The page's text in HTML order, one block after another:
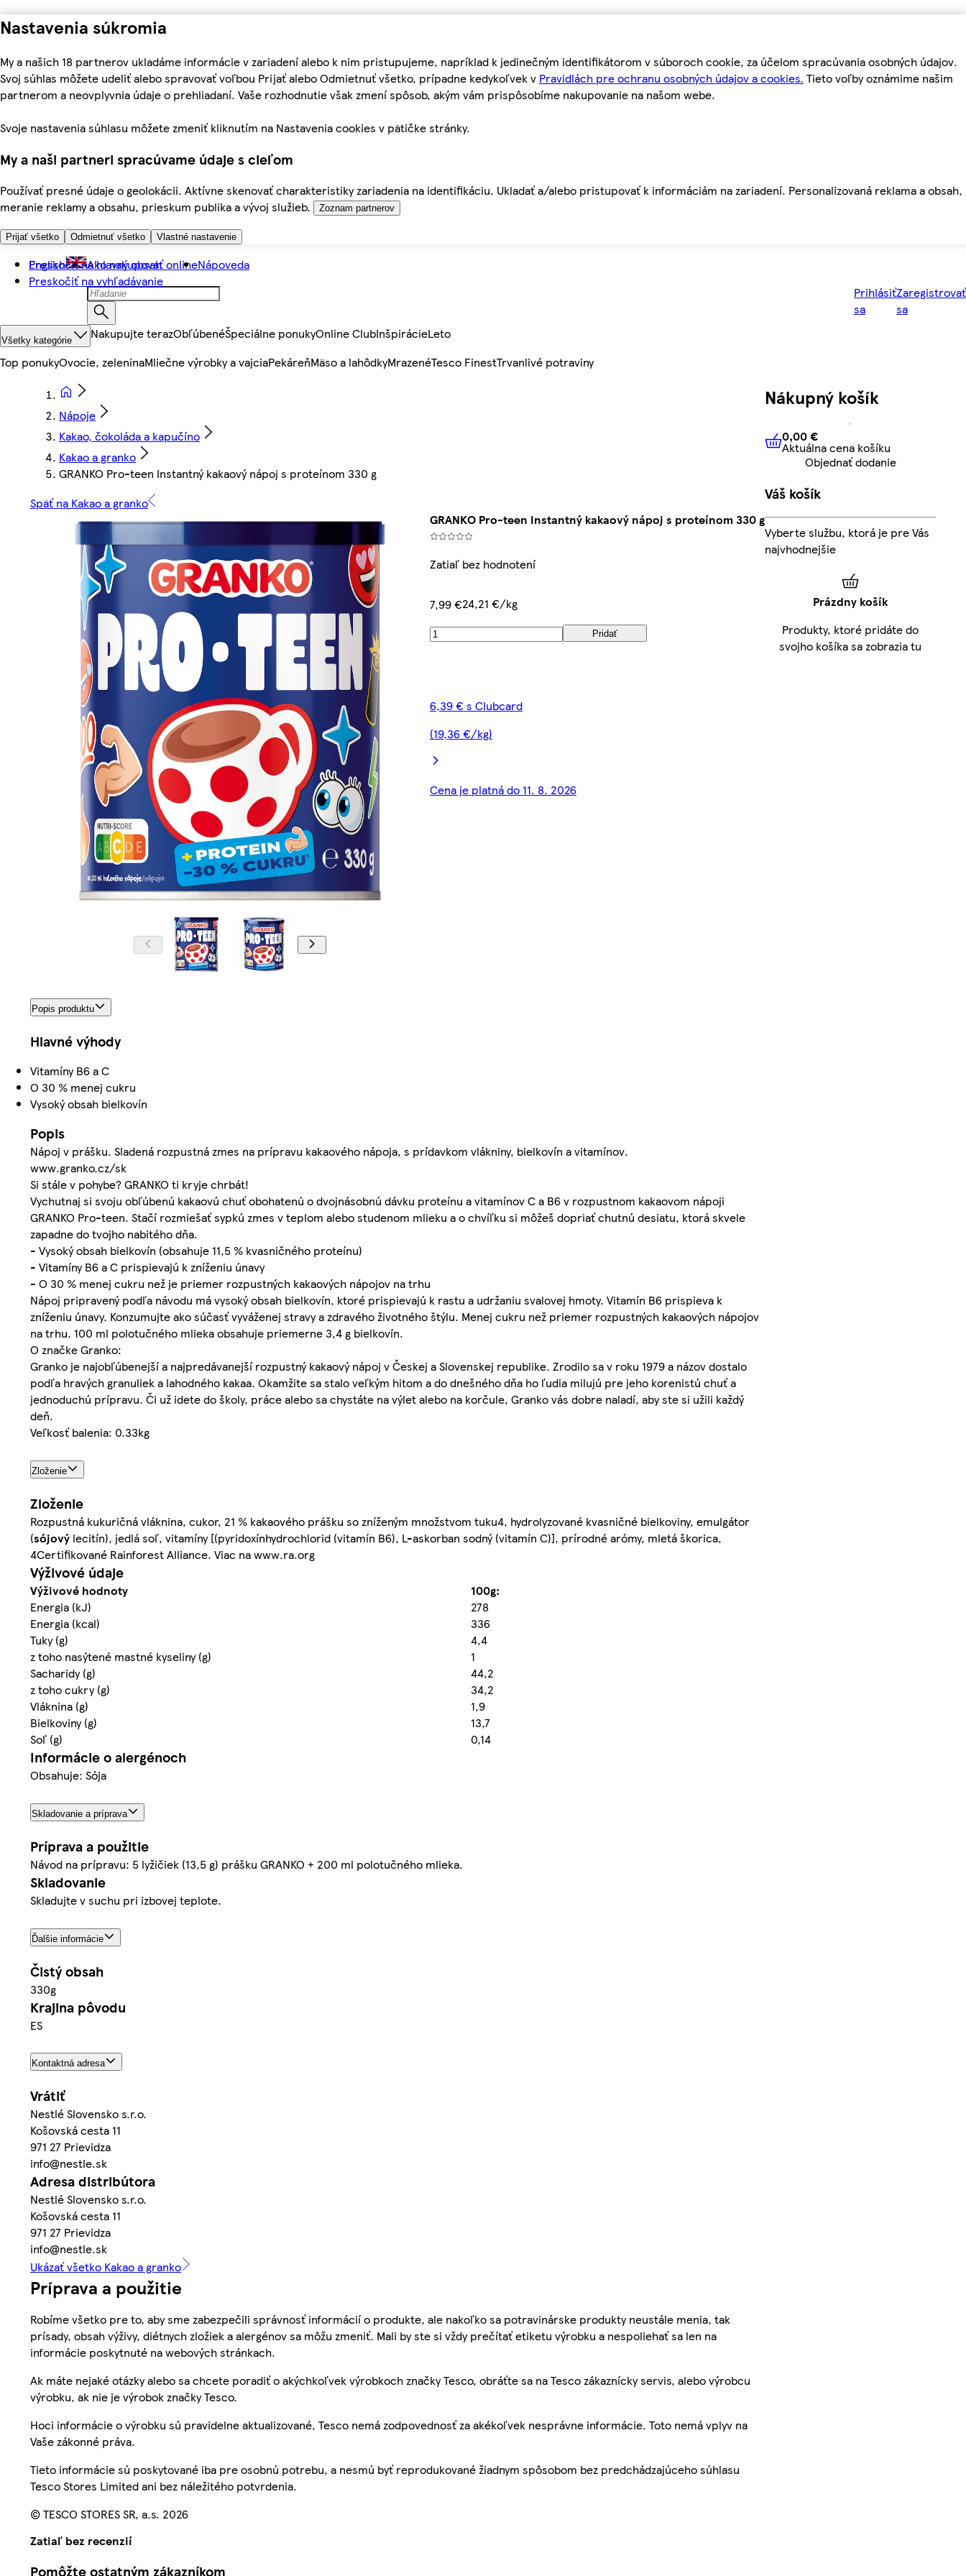
Nastavenia súkromia
My a našich 18 partnerov ukladáme informácie v zariadení alebo k nim pristupujeme, napríklad k jedinečným identifikátorom v súboroch cookie, za účelom spracúvania osobných údajov.
Svoj súhlas môžete udeliť alebo spravovať voľbou Prijať alebo Odmietnuť všetko, prípadne kedykoľvek v Pravidlách pre ochranu osobných údajov a cookies. Tieto voľby oznámime našim
partnerom a neovplyvnia údaje o prehliadaní. Vaše rozhodnutie však zmení spôsob, akým vám prispôsobíme nakupovanie na našom webe.
Svoje nastavenia súhlasu môžete zmeniť kliknutím na Nastavenia cookies v pätičke stránky.
My a naši partneri spracúvame údaje s cieľom
Používať presné údaje o geolokácii. Aktívne skenovať charakteristiky zariadenia na identifikáciu. Ukladať a/alebo pristupovať k informáciám na zariadení. Personalizovaná reklama a obsah,
meranie reklamy a obsahu, prieskum publika a vývoj služieb.
Zoznam partnerov
Prijať všetko Odmietnuť všetko Vlastné nastavenie
Preskočiť na hlavný obsah
Preskočiť na vyhľadávanie
English Ako nakupovať onlineNápoveda
Prihlásiť
sa
Zaregistrovať
sa
Všetky kategórie Nakupujte terazObľúbenéŠpeciálne ponukyOnline ClubInšpirácieLeto
Top ponukyOvocie, zeleninaMliečne výrobky a vajciaPekáreňMäso a lahôdkyMrazenéTesco FinestTrvanlivé potraviny
Nápoje
Kakao, čokoláda a kapučíno
Kakao a granko
GRANKO Pro-teen Instantný kakaový nápoj s proteínom 330 g
Späť na Kakao a granko
GRANKO Pro-teen Instantný kakaový nápoj s proteínom 330 g
Zatiaľ bez hodnotení
7,99 €24,21 €/kg
Pridať
6,39 € s Clubcard
(19,36 €/kg)
Cena je platná do 11. 8. 2026
Popis produktu
Hlavné výhody
Vitamíny B6 a C
O 30 % menej cukru
Vysoký obsah bielkovín
Popis
Nápoj v prášku. Sladená rozpustná zmes na prípravu kakaového nápoja, s prídavkom vlákniny, bielkovín a vitamínov.
www.granko.cz/sk
Si stále v pohybe? GRANKO ti kryje chrbát!
Vychutnaj si svoju obľúbenú kakaovú chuť obohatenú o dvojnásobnú dávku proteínu a vitamínov C a B6 v rozpustnom kakaovom nápoji
GRANKO Pro-teen. Stačí rozmiešať sypkú zmes v teplom alebo studenom mlieku a o chvíľku si môžeš dopriať chutnú desiatu, ktorá skvele
zapadne do tvojho nabitého dňa.
- Vysoký obsah bielkovín (obsahuje 11,5 % kvasničného proteínu)
- Vitamíny B6 a C prispievajú k zníženiu únavy
- O 30 % menej cukru než je priemer rozpustných kakaových nápojov na trhu
Nápoj pripravený podľa návodu má vysoký obsah bielkovín, ktoré prispievajú k rastu a udržaniu svalovej hmoty. Vitamín B6 prispieva k
zníženiu únavy. Konzumujte ako súčasť vyváženej stravy a zdravého životného štýlu. Menej cukru než priemer rozpustných kakaových nápojov
na trhu. 100 ml polotučného mlieka obsahuje priemerne 3,4 g bielkovín.
O značke Granko:
Granko je najobľúbenejší a najpredávanejší rozpustný kakaový nápoj v Českej a Slovenskej republike. Zrodilo sa v roku 1979 a názov dostalo
podľa hravých granuliek a lahodného kakaa. Okamžite sa stalo veľkým hitom a do dnešného dňa ho ľudia milujú pre jeho korenistú chuť a
jednoduchú prípravu. Či už idete do školy, práce alebo sa chystáte na výlet alebo na korčule, Granko vás dobre naladí, aby ste si užili každý
deň.
Veľkosť balenia: 0.33kg
Zloženie
Zloženie
Rozpustná kukuričná vláknina, cukor, 21 % kakaového prášku so zníženým množstvom tuku4, hydrolyzované kvasničné bielkoviny, emulgátor
(sójový lecitín), jedlá soľ, vitamíny [(pyridoxínhydrochlorid (vitamín B6), L-askorban sodný (vitamín C)], prírodné arómy, mletá škorica,
4Certifikované Rainforest Alliance. Viac na www.ra.org
Výživové údaje
Výživové hodnoty
100g:
Energia (kJ)
278
Energia (kcal)
336
Tuky (g)
4,4
z toho nasýtené mastné kyseliny (g)
1
Sacharidy (g)
44,2
z toho cukry (g)
34,2
Vláknina (g)
1,9
Bielkoviny (g)
13,7
Soľ (g)
0,14
Informácie o alergénoch
Obsahuje: Sója
Skladovanie a príprava
Príprava a použitie
Návod na prípravu: 5 lyžičiek (13,5 g) prášku GRANKO + 200 ml polotučného mlieka.
Skladovanie
Skladujte v suchu pri izbovej teplote.
Ďalšie informácie
Čistý obsah
330g
Krajina pôvodu
ES
Kontaktná adresa
Vrátiť
Nestlé Slovensko s.r.o.
Košovská cesta 11
971 27 Prievidza
info@nestle.sk
Adresa distribútora
Nestlé Slovensko s.r.o.
Košovská cesta 11
971 27 Prievidza
info@nestle.sk
Ukázať všetko Kakao a granko
Príprava a použitie
Robíme všetko pre to, aby sme zabezpečili správnosť informácií o produkte, ale nakoľko sa potravinárske produkty neustále menia, tak
prísady, obsah výživy, diétnych zložiek a alergénov sa môžu zmeniť. Mali by ste si vždy prečítať etiketu výrobku a nespoliehať sa len na
informácie poskytnuté na webových stránkach.
Ak máte nejaké otázky alebo sa chcete poradiť o akýchkoľvek výrobkoch značky Tesco, obráťte sa na Tesco zákaznícky servis, alebo výrobcu
výrobku, ak nie je výrobok značky Tesco.
Hoci informácie o výrobku sú pravidelne aktualizované, Tesco nemá zodpovednosť za akékoľvek nesprávne informácie. Toto nemá vplyv na
Vaše zákonné práva.
Tieto informácie sú poskytované iba pre osobnú potrebu, a nesmú byť reprodukované žiadnym spôsobom bez predchádzajúceho súhlasu
Tesco Stores Limited ani bez náležitého potvrdenia.
© TESCO STORES SR, a.s. 2026
Zatiaľ bez recenzií
Pomôžte ostatným zákazníkom
Nákupný košík
0,00 € Aktuálna cena košíku
0,00 €
Aktuálna cena košíku
Objednať dodanie
Váš košík
Vyberte službu, ktorá je pre Vás
najvhodnejšie
Prázdny košík
Produkty, ktoré pridáte do
svojho košíka sa zobrazia tu